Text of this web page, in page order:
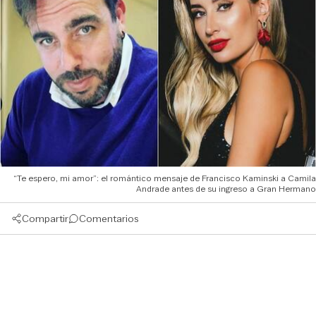
“Te espero, mi amor”: el romántico mensaje de Francisco Kaminski a Camila
Andrade antes de su ingreso a Gran Hermano
Compartir Comentarios